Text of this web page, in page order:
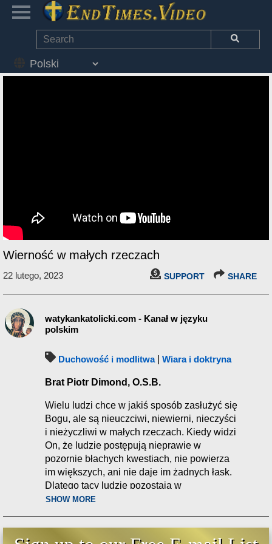
Wierność w małych rzeczach
22 lutego, 2023 SUPPORT SHARE
watykankatolicki.com - Kanał w języku
polskim
Duchowość i modlitwa| Wiara i doktryna
Brat Piotr Dimond, O.S.B.
Wielu ludzi chce w jakiś sposób zasłużyć się
Bogu, ale są nieuczciwi, niewierni, nieczyści
i nieżyczliwi w małych rzeczach. Kiedy widzi
On, że ludzie postępują nieprawie w
pozornie błachych kwestiach, nie powierza
im większych, ani nie daje im żadnych łask.
Dlatego tacy ludzie pozostają w
ciemnościach.
SHOW MORE